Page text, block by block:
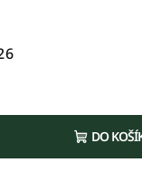
DO